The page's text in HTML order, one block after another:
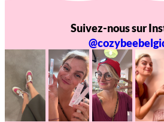
Suivez-nous sur